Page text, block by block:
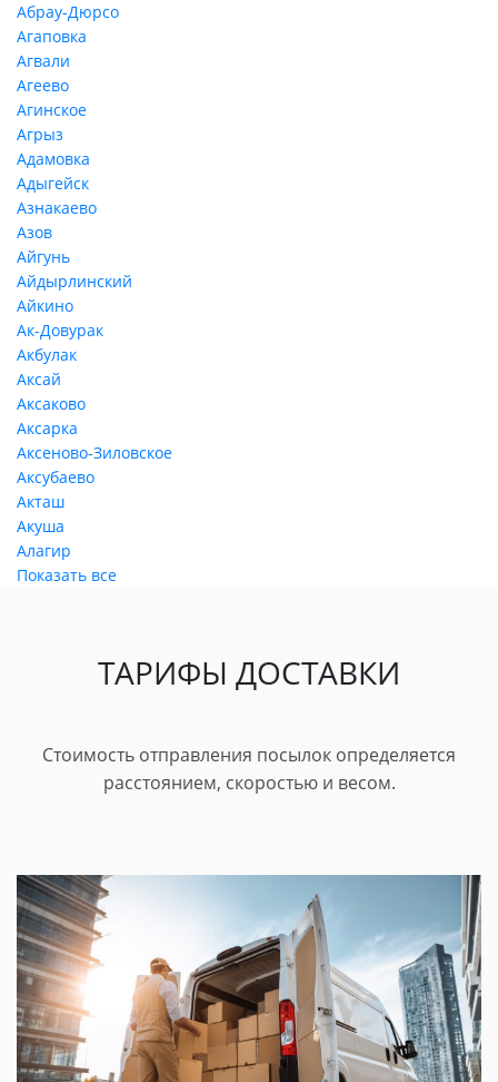
Абрау-Дюрсо
Агаповка
Агвали
Агеево
Агинское
Агрыз
Адамовка
Адыгейск
Азнакаево
Азов
Айгунь
Айдырлинский
Айкино
Ак-Довурак
Акбулак
Аксай
Аксаково
Аксарка
Аксеново-Зиловское
Аксубаево
Акташ
Акуша
Алагир
Показать все
ТАРИФЫ ДОСТАВКИ
Стоимость отправления посылок определяется
расстоянием, скоростью и весом.